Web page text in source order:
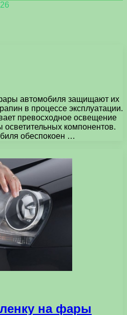
автомобиля защищают их
в процессе эксплуатации.
превосходное освещение
осветительных компонентов.
обеспокоен …
на фары